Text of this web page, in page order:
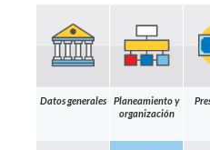
Datos generales
Planeamiento y
organización